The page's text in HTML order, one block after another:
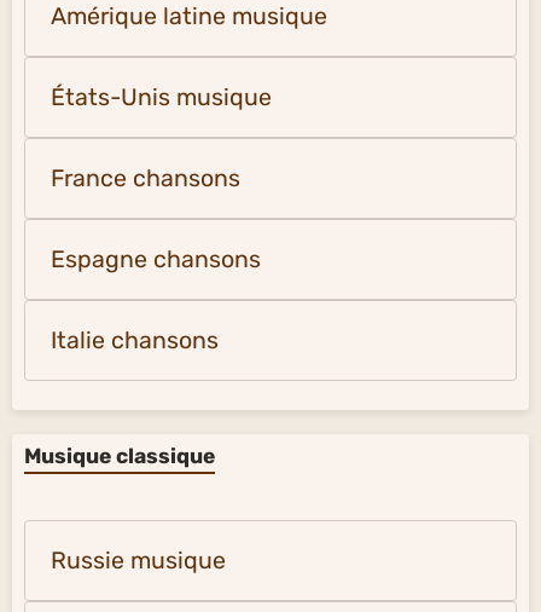
Amérique latine musique
États-Unis musique
France chansons
Espagne chansons
Italie chansons
Musique classique
Russie musique